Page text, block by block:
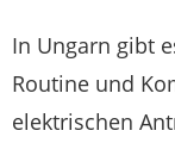
In Ungarn gibt
Routine und
elektrischen